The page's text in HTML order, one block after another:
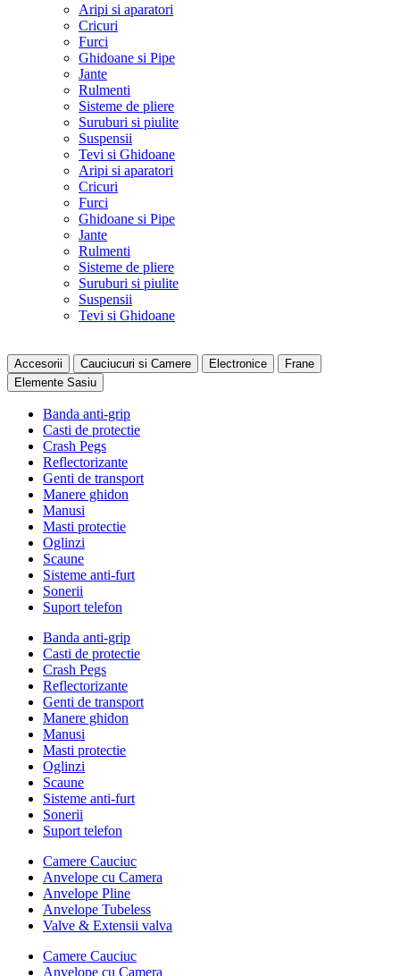
Aripi si aparatori
Cricuri
Furci
Ghidoane si Pipe
Jante
Rulmenti
Sisteme de pliere
Suruburi si piulite
Suspensii
Tevi si Ghidoane
Aripi si aparatori
Cricuri
Furci
Ghidoane si Pipe
Jante
Rulmenti
Sisteme de pliere
Suruburi si piulite
Suspensii
Tevi si Ghidoane
Accesorii Cauciucuri si Camere Electronice
Frane
Elemente Sasiu
Banda anti-grip
Casti de protectie
Crash Pegs
Reflectorizante
Genti de transport
Manere ghidon
Manusi
Masti protectie
Oglinzi
Scaune
Sisteme anti-furt
Sonerii
Suport telefon
Banda anti-grip
Casti de protectie
Crash Pegs
Reflectorizante
Genti de transport
Manere ghidon
Manusi
Masti protectie
Oglinzi
Scaune
Sisteme anti-furt
Sonerii
Suport telefon
Camere Cauciuc
Anvelope cu Camera
Anvelope Pline
Anvelope Tubeless
Valve & Extensii valva
Camere Cauciuc
Anvelope cu Camera